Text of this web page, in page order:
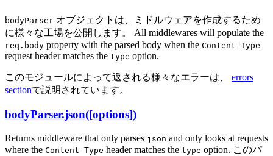
bodyParser オブジェクトは、ミドルウェアを作成するため
に様々な工場を公開します。 All middlewares will populate the
req.body property with the parsed body when the Content-Type
request header matches the type option.
このモジュールによって返される様々なエラーは、 errors
sectionで説明されています。
bodyParser.json([options])
Returns middleware that only parses json and only looks at requests
where the Content-Type header matches the type option. このパ